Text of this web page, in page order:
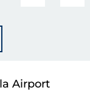
Airport